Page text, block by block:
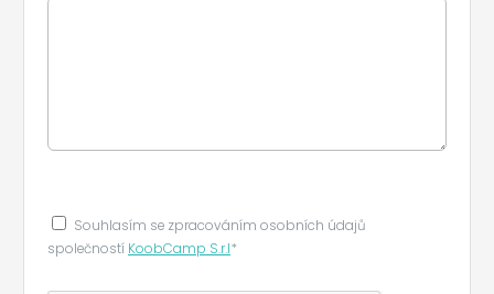
Souhlasím se zpracováním osobních údajů
společností KoobCamp S.r.l*